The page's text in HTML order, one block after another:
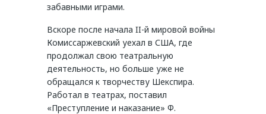
забавными играми.
Вскоре после начала II-й мировой войны
Комиссаржевский уехал в США, где
продолжал свою театральную
деятельность, но больше уже не
обращался к творчеству Шекспира.
Работал в театрах, поставил
«Преступление и наказание» Ф.